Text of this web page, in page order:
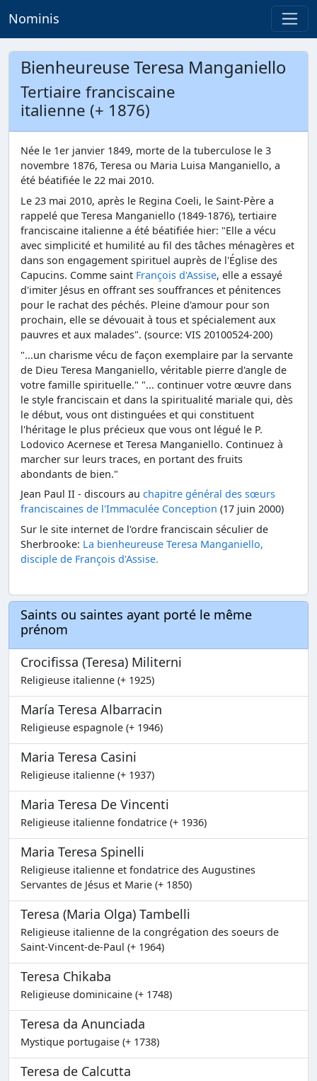
Nominis
Bienheureuse Teresa Manganiello
Tertiaire franciscaine
italienne (+ 1876)
Née le 1er janvier 1849, morte de la tuberculose le 3
novembre 1876, Teresa ou Maria Luisa Manganiello, a
été béatifiée le 22 mai 2010.
Le 23 mai 2010, après le Regina Coeli, le Saint-Père a
rappelé que Teresa Manganiello (1849-1876), tertiaire
franciscaine italienne a été béatifiée hier: "Elle a vécu
avec simplicité et humilité au fil des tâches ménagères et
dans son engagement spirituel auprès de l'Église des
Capucins. Comme saint François d'Assise, elle a essayé
d'imiter Jésus en offrant ses souffrances et pénitences
pour le rachat des péchés. Pleine d'amour pour son
prochain, elle se dévouait à tous et spécialement aux
pauvres et aux malades". (source: VIS 20100524-200)
"...un charisme vécu de façon exemplaire par la servante
de Dieu Teresa Manganiello, véritable pierre d'angle de
votre famille spirituelle." "... continuer votre œuvre dans
le style franciscain et dans la spiritualité mariale qui, dès
le début, vous ont distinguées et qui constituent
l'héritage le plus précieux que vous ont légué le P.
Lodovico Acernese et Teresa Manganiello. Continuez à
marcher sur leurs traces, en portant des fruits
abondants de bien."
Jean Paul II - discours au chapitre général des sœurs
franciscaines de l'Immaculée Conception (17 juin 2000)
Sur le site internet de l'ordre franciscain séculier de
Sherbrooke: La bienheureuse Teresa Manganiello,
disciple de François d'Assise.
Saints ou saintes ayant porté le même
prénom
Crocifissa (Teresa) Militerni
Religieuse italienne (+ 1925)
María Teresa Albarracin
Religieuse espagnole (+ 1946)
Maria Teresa Casini
Religieuse italienne (+ 1937)
Maria Teresa De Vincenti
Religieuse italienne fondatrice (+ 1936)
Maria Teresa Spinelli
Religieuse italienne et fondatrice des Augustines
Servantes de Jésus et Marie (+ 1850)
Teresa (Maria Olga) Tambelli
Religieuse italienne de la congrégation des soeurs de
Saint-Vincent-de-Paul (+ 1964)
Teresa Chikaba
Religieuse dominicaine (+ 1748)
Teresa da Anunciada
Mystique portugaise (+ 1738)
Teresa de Calcutta